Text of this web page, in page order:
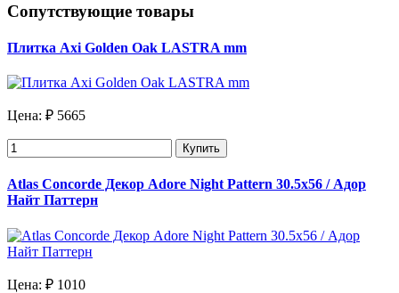
Сопутствующие товары
Плитка Axi Golden Oak LASTRA mm
Цена: ₽ 5665
Купить
Atlas Concorde Декор Adore Night Pattern 30.5х56 / Адор
Найт Паттерн
Цена: ₽ 1010